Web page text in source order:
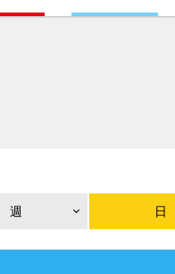
週 日